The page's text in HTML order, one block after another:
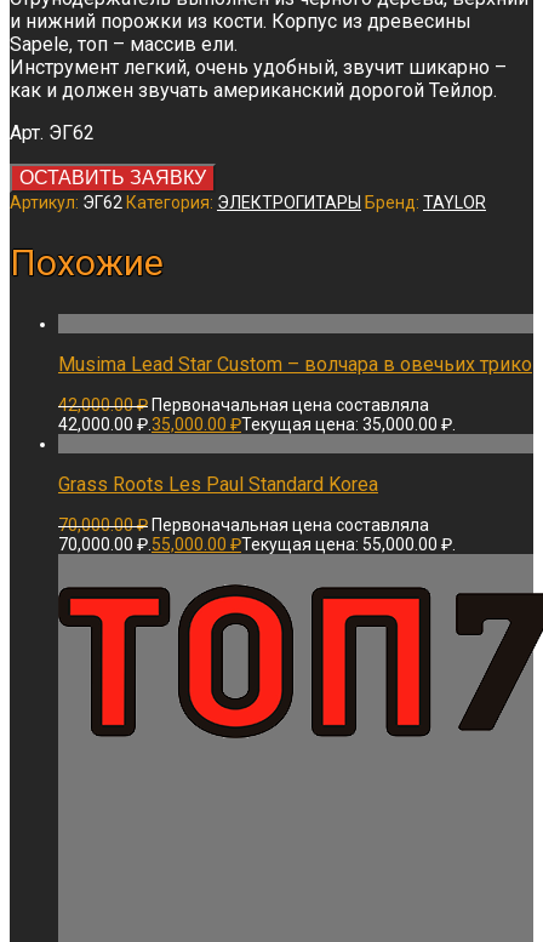
и нижний порожки из кости. Корпус из древесины
Sapele, топ – массив ели.
Инструмент легкий, очень удобный, звучит шикарно –
как и должен звучать американский дорогой Тейлор.
Арт. ЭГ62
ОСТАВИТЬ ЗАЯВКУ
Артикул: ЭГ62 Категория: ЭЛЕКТРОГИТАРЫ Бренд: TAYLOR
Похожие
Musima Lead Star Custom – волчара в овечьих трико
42,000.00₽ Первоначальная цена составляла
42,000.00 ₽.35,000.00 ₽Текущая цена: 35,000.00 ₽.
Grass Roots Les Paul Standard Korea
70,000.00₽ Первоначальная цена составляла
70,000.00 ₽.55,000.00 ₽Текущая цена: 55,000.00 ₽.